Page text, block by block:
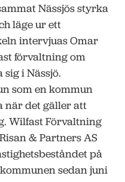
Nässjös styrka
läge ur ett
intervjuas Omar
förvaltning om
i Nässjö.
som en kommun
när det gäller att
Wilfast Förvaltning
& Partners AS
på
sedan juni